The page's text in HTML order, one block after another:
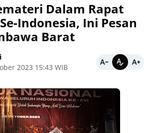
Dalam Rapat
Indonesia, Ini Pesan
Barat
2023 15:43 WIB